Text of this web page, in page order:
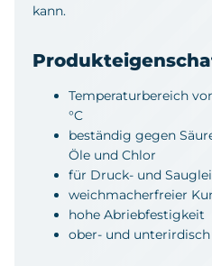
kann.
Temperaturbereich
°C
beständig gegen
Öle und Chlor
für Druck- und
weichmacherfreier
hohe Abriebfestigkeit
ober- und unterirdisch